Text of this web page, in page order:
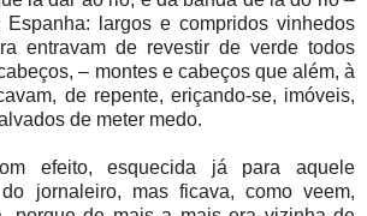
largos e compridos vinhedos
entravam de revestir de verde todos
– montes e cabeços que além, à
de repente, eriçando-se, imóveis,
de meter medo.
efeito, esquecida já para aquele
jornaleiro, mas ficava, como veem,